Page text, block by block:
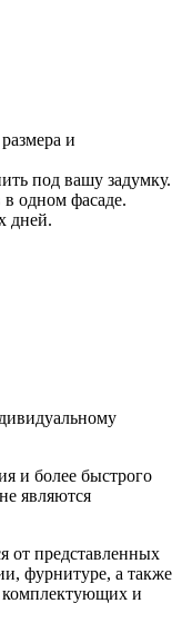
и
под вашу задумку.
одном фасаде.
дней.
и более быстрого
являются
от представленных
фурнитуре, а также
комплектующих и